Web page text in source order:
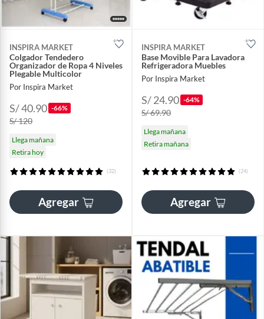
INSPIRA MARKET
Colgador Tendedero
Organizador de Ropa 4 Niveles
Plegable Multicolor
Por Inspira Market
S/ 40.90 -66%
S/ 120
Llega mañana
Retira hoy
(32)
Agregar
INSPIRA MARKET
Base Movible Para Lavadora
Refrigeradora Muebles
Por Inspira Market
S/ 24.90 -64%
S/ 69.90
Llega mañana
Retira mañana
(24)
Agregar